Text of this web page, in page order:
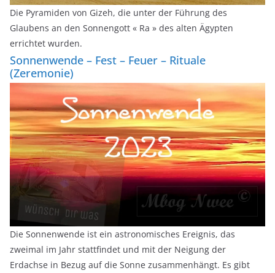
Die Pyramiden von Gizeh, die unter der Führung des
Glaubens an den Sonnengott « Ra » des alten Ägypten
errichtet wurden.
Sonnenwende – Fest – Feuer – Rituale
(Zeremonie)
Die Sonnenwende ist ein astronomisches Ereignis, das
zweimal im Jahr stattfindet und mit der Neigung der
Erdachse in Bezug auf die Sonne zusammenhängt. Es gibt